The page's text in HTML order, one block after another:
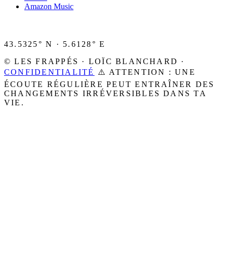
Amazon Music
43.5325° N · 5.6128° E
© LES FRAPPÉS · LOÏC BLANCHARD ·
CONFIDENTIALITÉ
⚠️ ATTENTION : UNE
ÉCOUTE RÉGULIÈRE PEUT ENTRAÎNER DES
CHANGEMENTS IRRÉVERSIBLES DANS TA
VIE.